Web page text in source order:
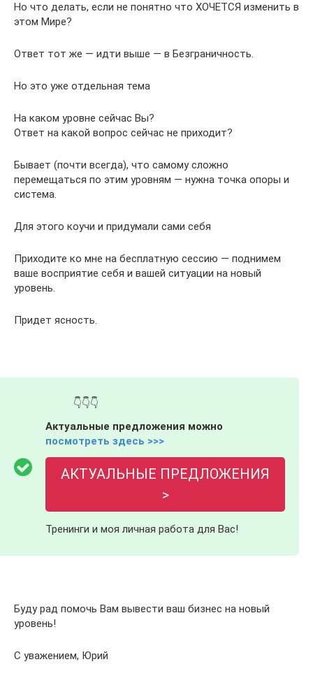
Но что делать, если не понятно что ХОЧЕТСЯ изменить в
этом Мире?
Ответ тот же — идти выше — в Безграничность.
Но это уже отдельная тема
На каком уровне сейчас Вы?
Ответ на какой вопрос сейчас не приходит?
Бывает (почти всегда), что самому сложно
перемещаться по этим уровням — нужна точка опоры и
система.
Для этого коучи и придумали сами себя
Приходите ко мне на бесплатную сессию — поднимем
ваше восприятие себя и вашей ситуации на новый
уровень.
Придет ясность.
👇👇👇
Актуальные предложения можно
посмотреть здесь >>>
АКТУАЛЬНЫЕ ПРЕДЛОЖЕНИЯ
>
Тренинги и моя личная работа для Вас!
Буду рад помочь Вам вывести ваш бизнес на новый
уровень!
С уважением, Юрий